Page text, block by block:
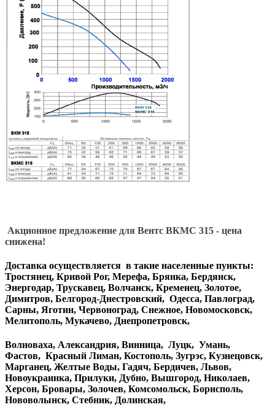
Акционное предложение для Вентс ВКМС 315 - цена
снижена!
Доставка осуществляется в такие населенные пункты:
Тростянец, Кривой Рог, Мерефа, Брянка, Бердянск,
Энергодар, Трускавец, Волчанск, Кременец, Золотое,
Димитров, Белгород-Днестровский, Одесса, Павлоград,
Сарны, Яготин, Червоноград, Снежное, Новомосковск,
Мелитополь, Мукачево, Днепропетровск,
Волноваха, Александрия, Винница, Луцк, Умань,
Фастов, Красный Лиман, Костополь, Зугрэс, Кузнецовск,
Марганец, Желтые Воды, Гадяч, Бердичев, Львов,
Новоукраинка, Прилуки, Дубно, Вышгород, Николаев,
Херсон, Бровары, Золочев, Комсомольск, Борисполь,
Нововолынск, Стебник, Долинская,